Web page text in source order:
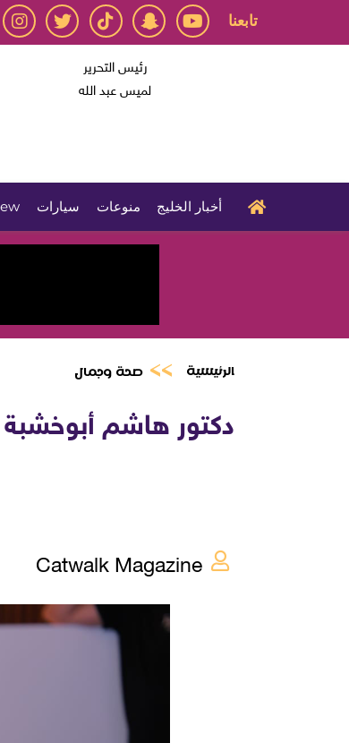
تابعنا
رئيس التحرير
لميس عبد الله
أخبار الخليج منوعات سيارات
الرئيسية صحة وجمال
دكتور هاشم
Catwalk Magazine